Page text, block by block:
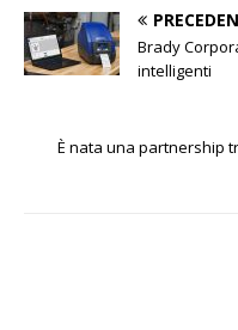
Brady
intelligenti
È nata una partnership